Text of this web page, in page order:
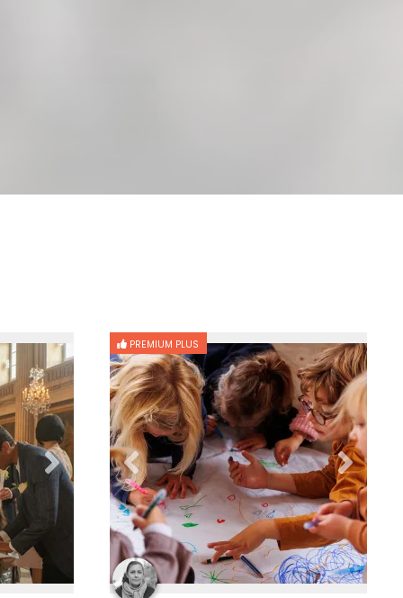
PREMIUM PLUS